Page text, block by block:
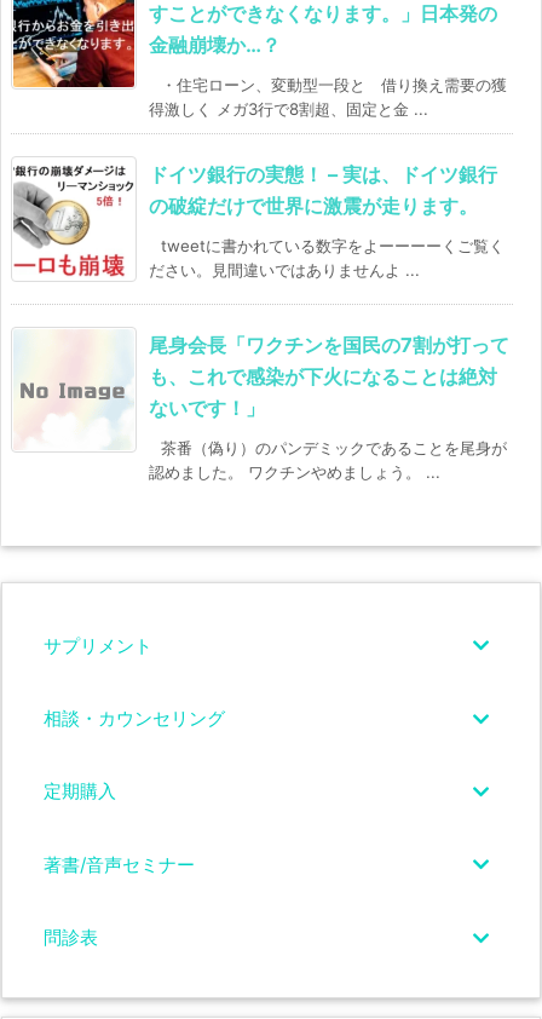
すことができなくなります。」日本発の
金融崩壊か…？
・住宅ローン、変動型一段と 借り換え需要の獲
得激しく メガ3行で8割超、固定と金 ...
ドイツ銀行の実態！ – 実は、ドイツ銀行
の破綻だけで世界に激震が走ります。
tweetに書かれている数字をよーーーーくご覧く
ださい。見間違いではありませんよ ...
尾身会長「ワクチンを国民の7割が打って
も、これで感染が下火になることは絶対
ないです！」
茶番（偽り）のパンデミックであることを尾身が
認めました。 ワクチンやめましょう。 ...
サプリメント
相談・カウンセリング
定期購入
著書/音声セミナー
問診表